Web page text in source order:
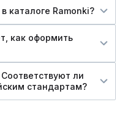
каталоге Ramonki?
как оформить
ли
стандартам?